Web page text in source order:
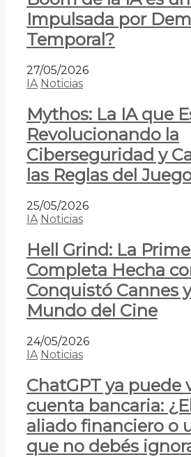
Impulsada por
Temporal?
27/05/2026
IA Noticias
Mythos: La IA que
Revolucionando la
Ciberseguridad y
las Reglas del
25/05/2026
IA Noticias
Hell Grind: La
Completa Hecha
Conquistó Cannes
Mundo del Cine
24/05/2026
IA Noticias
ChatGPT ya puede
cuenta bancaria:
aliado financiero o
que no debés